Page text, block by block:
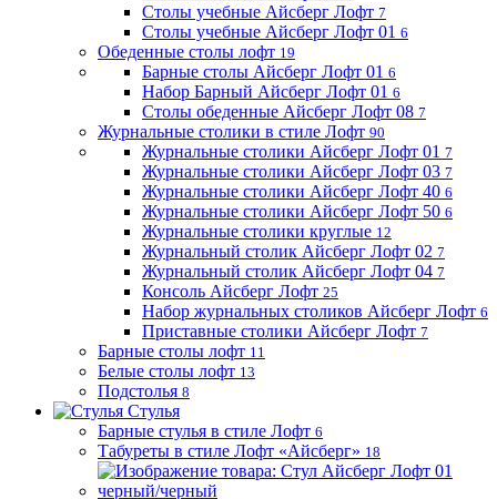
Столы учебные Айсберг Лофт 7
Столы учебные Айсберг Лофт 01 6
Обеденные столы лофт 19
Барные столы Айсберг Лофт 01 6
Набор Барный Айсберг Лофт 01 6
Столы обеденные Айсберг Лофт 08 7
Журнальные столики в стиле Лофт 90
Журнальные столики Айсберг Лофт 01 7
Журнальные столики Айсберг Лофт 03 7
Журнальные столики Айсберг Лофт 40 6
Журнальные столики Айсберг Лофт 50 6
Журнальные столики круглые 12
Журнальный столик Айсберг Лофт 02 7
Журнальный столик Айсберг Лофт 04 7
Консоль Айсберг Лофт 25
Набор журнальных столиков Айсберг Лофт 6
Приставные столики Айсберг Лофт 7
Барные столы лофт 11
Белые столы лофт 13
Подстолья 8
Стулья
Барные стулья в стиле Лофт 6
Табуреты в стиле Лофт «Айсберг» 18